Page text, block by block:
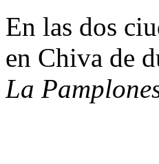
En las dos
en Chiva de
La